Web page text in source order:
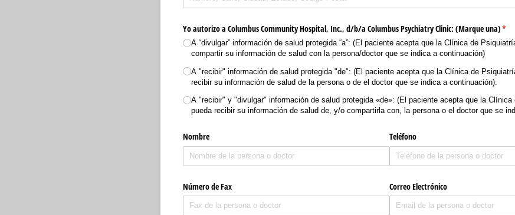
Yo autorizo a Columbus Community Hospital, Inc., d/​b/​a Columbus Psychiatry Clinic: (Marque una)*
A “divulgar” información de salud protegida “a”: (El paciente acepta que la Clínica de
compartir su información de salud con la persona/​doctor que se indica a continuación)
A "recibir" información de salud protegida "de": (El paciente acepta que la Clínica de
recibir su información de salud de la persona o de el doctor que se indica a continuación).
A "recibir" y "divulgar" información de salud protegida «de»: (El paciente acepta que la
pueda recibir su información de salud de, y/​o compartirla con, la persona o el doctor que se
Nombre Teléfono
Número de Fax Correo Electrónico